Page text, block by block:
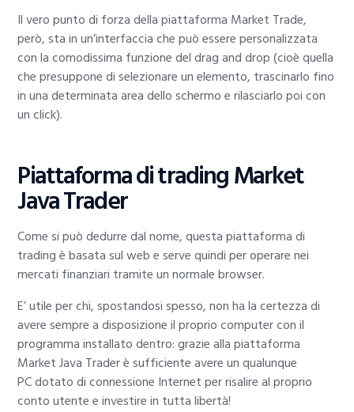
Il vero punto di forza della piattaforma Market Trade,
però, sta in un’interfaccia che può essere personalizzata
con la comodissima funzione del drag and drop (cioè quella
che presuppone di selezionare un elemento, trascinarlo fino
in una determinata area dello schermo e rilasciarlo poi con
un click).
Piattaforma di trading Market
Java Trader
Come si può dedurre dal nome, questa piattaforma di
trading è basata sul web e serve quindi per operare nei
mercati finanziari tramite un normale browser.
E’ utile per chi, spostandosi spesso, non ha la certezza di
avere sempre a disposizione il proprio computer con il
programma installato dentro: grazie alla piattaforma
Market Java Trader è sufficiente avere un qualunque
PC dotato di connessione Internet per risalire al proprio
conto utente e investire in tutta libertà!